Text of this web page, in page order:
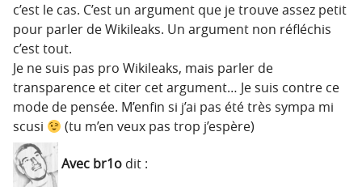
c’est le cas. C’est un argument que je trouve assez petit
pour parler de Wikileaks. Un argument non réfléchis
c’est tout.
Je ne suis pas pro Wikileaks, mais parler de
transparence et citer cet argument… Je suis contre ce
mode de pensée. M’enfin si j’ai pas été très sympa mi
scusi
(tu m’en veux pas trop j’espère)
Avec br1o dit :